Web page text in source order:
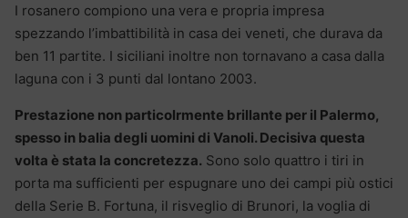
I rosanero compiono una vera e propria impresa
spezzando l’imbattibilità in casa dei veneti, che durava da
ben 11 partite. I siciliani inoltre non tornavano a casa dalla
laguna con i 3 punti dal lontano 2003.
Prestazione non particolrmente brillante per il Palermo,
spesso in balia degli uomini di Vanoli. Decisiva questa
volta è stata la concretezza. Sono solo quattro i tiri in
porta ma sufficienti per espugnare uno dei campi più ostici
della Serie B. Fortuna, il risveglio di Brunori, la voglia di